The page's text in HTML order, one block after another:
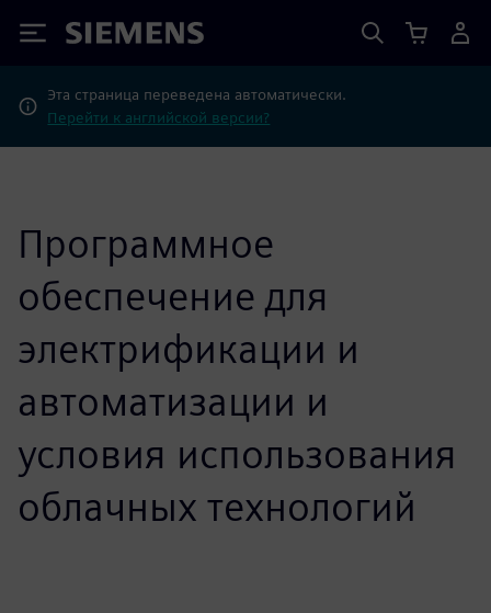
Siemens
Эта страница переведена автоматически.
Перейти к английской версии?
Программное
обеспечение для
электрификации и
автоматизации и
условия использования
облачных технологий